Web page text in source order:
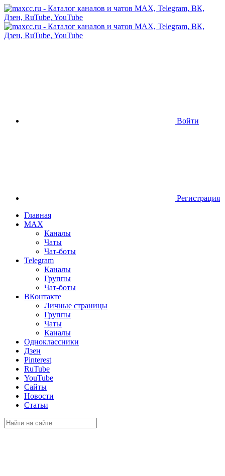
Войти
Регистрация
Главная
MAX
Каналы
Чаты
Чат-боты
Telegram
Каналы
Группы
Чат-боты
ВКонтакте
Личные страницы
Группы
Чаты
Каналы
Одноклассники
Дзен
Pinterest
RuTube
YouTube
Сайты
Новости
Статьи